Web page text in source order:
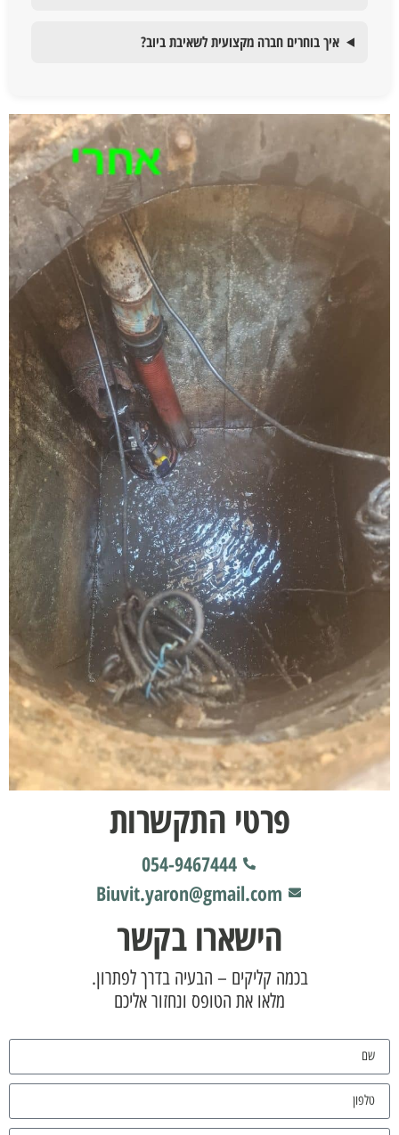
איך בוחרים חברה מקצועית לשאיבת ביוב?
פרטי התקשרות
054-9467444
Biuvit.yaron@gmail.com
הישארו בקשר
בכמה קליקים – הבעיה בדרך לפתרון.
מלאו את הטופס ונחזור אליכם